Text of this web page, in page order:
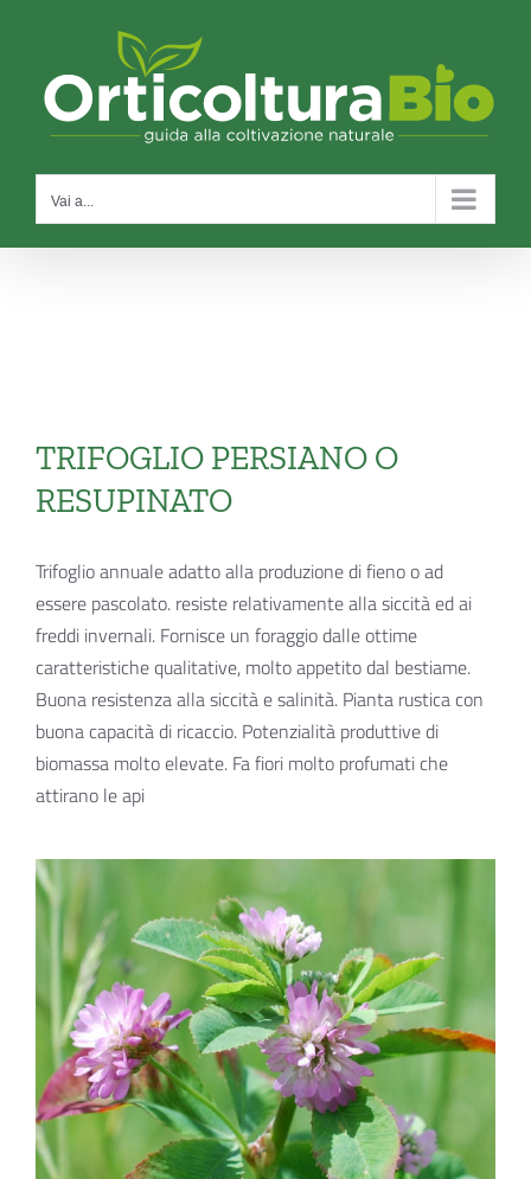
contenuto
Vai a...
TRIFOGLIO PERSIANO O
RESUPINATO
Trifoglio annuale adatto alla produzione di fieno o ad
essere pascolato. resiste relativamente alla siccità ed ai
freddi invernali. Fornisce un foraggio dalle ottime
caratteristiche qualitative, molto appetito dal bestiame.
Buona resistenza alla siccità e salinità. Pianta rustica con
buona capacità di ricaccio. Potenzialità produttive di
biomassa molto elevate. Fa fiori molto profumati che
attirano le api